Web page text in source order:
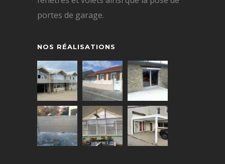
portes de garage.
NOS RÉALISATIONS